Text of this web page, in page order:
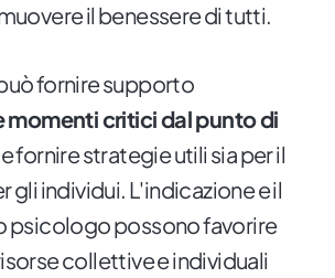
il benessere di tutti.
fornire supporto
critici dal punto di
fornire strategie utili sia per il
gli individui. L'indicazione e il
psicologo possono favorire
collettive e individuali